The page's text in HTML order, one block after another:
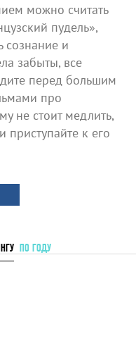
можно считать
пудель»,
сознание и
забыты, все
перед большим
про
не стоит медлить,
приступайте к его
ПО ГОДУ